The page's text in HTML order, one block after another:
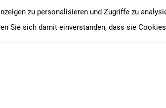
zu personalisieren und Zugriffe zu
Sie sich damit einverstanden, dass sie